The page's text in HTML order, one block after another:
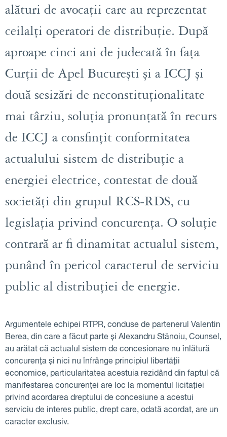
alături de avocații care au reprezentat
ceilalți operatori de distribuție. După
aproape cinci ani de judecată în fața
Curții de Apel București și a ICCJ și
două sesizări de neconstituționalitate
mai târziu, soluția pronunțată în recurs
de ICCJ a consfințit conformitatea
actualului sistem de distribuție a
energiei electrice, contestat de două
societăți din grupul RCS-RDS, cu
legislația privind concurența. O soluție
contrară ar fi dinamitat actualul sistem,
punând în pericol caracterul de serviciu
public al distribuției de energie.
Argumentele echipei RTPR, conduse de partenerul Valentin
Berea, din care a făcut parte și Alexandru Stănoiu, Counsel,
au arătat că actualul sistem de concesionare nu înlătură
concurența și nici nu înfrânge principiul libertății
economice, particularitatea acestuia rezidând din faptul că
manifestarea concurenței are loc la momentul licitației
privind acordarea dreptului de concesiune a acestui
serviciu de interes public, drept care, odată acordat, are un
caracter exclusiv.